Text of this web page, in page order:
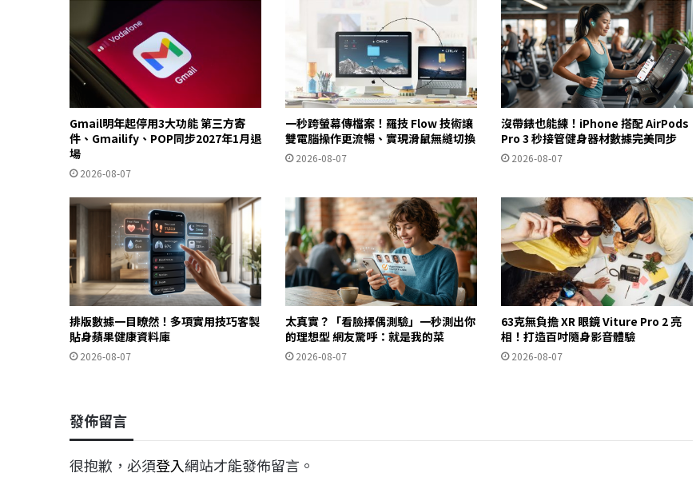
Gmail明年起停用3大功能 第三方寄
件、Gmailify、POP同步2027年1月退
場
2026-08-07
一秒跨螢幕傳檔案！羅技 Flow 技術讓
雙電腦操作更流暢、實現滑鼠無縫切換
2026-08-07
沒帶錶也能練！iPhone 搭配 AirPods
Pro 3 秒接管健身器材數據完美同步
2026-08-07
排版數據一目瞭然！多項實用技巧客製
貼身蘋果健康資料庫
2026-08-07
太真實？「看臉擇偶測驗」一秒測出你
的理想型 網友驚呼：就是我的菜
2026-08-07
63克無負擔 XR 眼鏡 Viture Pro 2 亮
相！打造百吋隨身影音體驗
2026-08-07
發佈留言
很抱歉，必須登入網站才能發佈留言。